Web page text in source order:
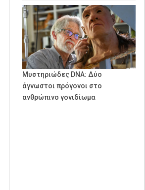
Μυστηριώδες DNA: Δύο
άγνωστοι πρόγονοι στο
ανθρώπινο γονιδίωμα